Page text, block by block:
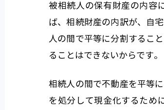
被相続人の保有財産の内容
ば、相続財産の内訳が、自
人の間で平等に分割するこ
ることはできないからです。
相続人の間で不動産を平等
を処分して現金化するため